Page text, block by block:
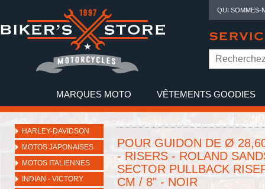
QUI SOMMES-
MARQUES MOTO VÊTEMENTS GOODIES
HARLEY-DAVIDSON
MOTOS JAPONAISES
MOTOS ITALIENNES
INDIAN - VICTORY
POUR GUIDON DE Ø
- RISERS - ROLAND
SECTOR PULLBACK
CM / 8" - NOIR